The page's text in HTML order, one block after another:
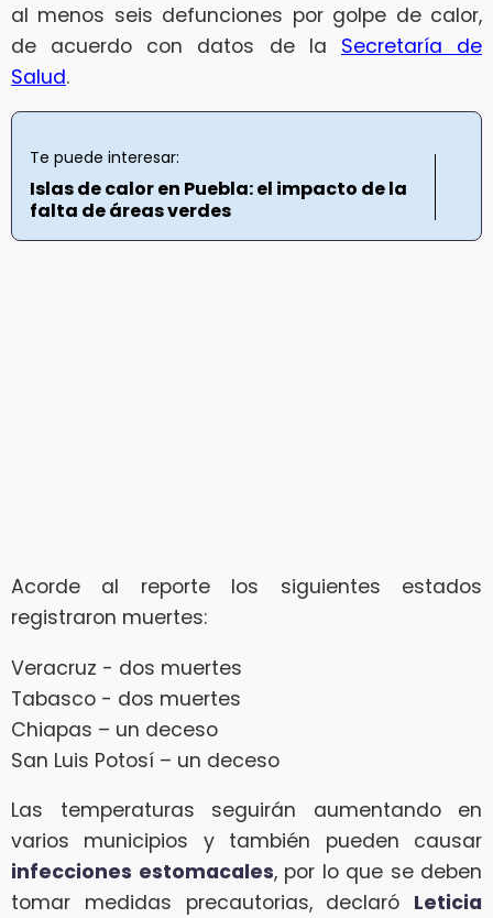
al menos seis defunciones por golpe de calor,
de acuerdo con datos de la Secretaría de
Salud.
Te puede interesar:
Islas de calor en Puebla: el impacto de la
falta de áreas verdes
Acorde al reporte los siguientes estados
registraron muertes:
Veracruz - dos muertes
Tabasco - dos muertes
Chiapas – un deceso
San Luis Potosí – un deceso
Las temperaturas seguirán aumentando en
varios municipios y también pueden causar
infecciones estomacales, por lo que se deben
tomar medidas precautorias, declaró Leticia